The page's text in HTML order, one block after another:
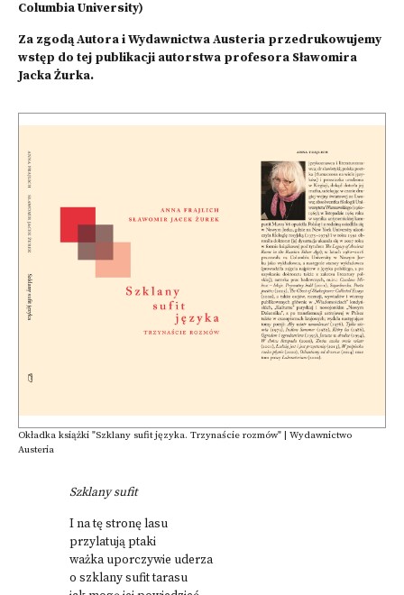
Columbia University)
Za zgodą Autora i Wydawnictwa Austeria przedrukowujemy
wstęp do tej publikacji autorstwa profesora Sławomira
Jacka Żurka.
Okładka książki "Szklany sufit języka. Trzynaście rozmów" | Wydawnictwo
Austeria
Szklany sufit
I na tę stronę lasu
przylatują ptaki
ważka uporczywie uderza
o szklany sufit tarasu